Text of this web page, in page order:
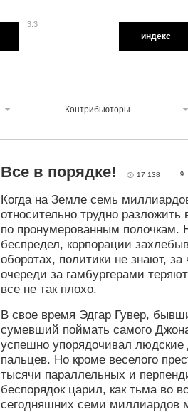
3.3
индекс
Контрибьюторы
Все в порядке! 17 138 9
Когда на Земле семь
относительно трудно разложить
по пронумерованным
беспредел, корпорации
оборотах, политики не знают, за
очереди за гамбургерами
все не так плохо.
В свое время Эдгар Гувер,
сумевший поймать самого
успешно упорядочивал людские
пальцев. Но кроме веселого
тысячи параллельных и
беспорядок царил, как тьма во
сегодняшних семи миллиардов